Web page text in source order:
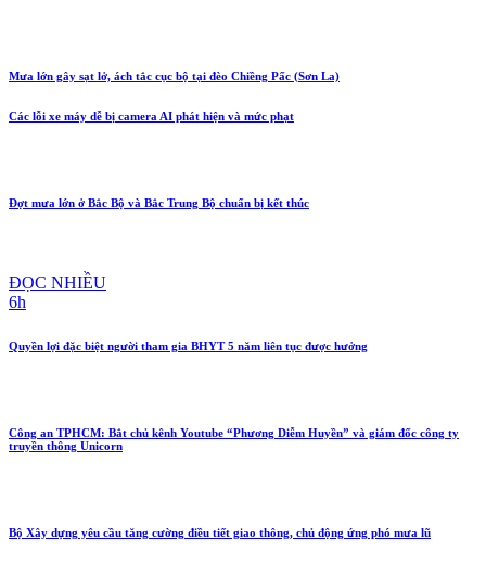
Mưa lớn gây sạt lở, ách tắc cục bộ tại đèo Chiềng Pấc (Sơn La)
Các lỗi xe máy dễ bị camera AI phát hiện và mức phạt
Đợt mưa lớn ở Bắc Bộ và Bắc Trung Bộ chuẩn bị kết thúc
ĐỌC NHIỀU
6h
Quyền lợi đặc biệt người tham gia BHYT 5 năm liên tục được hưởng
Công an TPHCM: Bắt chủ kênh Youtube “Phương Diễm Huyền” và giám đốc công ty
truyền thông Unicorn
Bộ Xây dựng yêu cầu tăng cường điều tiết giao thông, chủ động ứng phó mưa lũ